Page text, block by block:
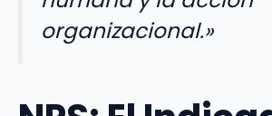
organizacional.»